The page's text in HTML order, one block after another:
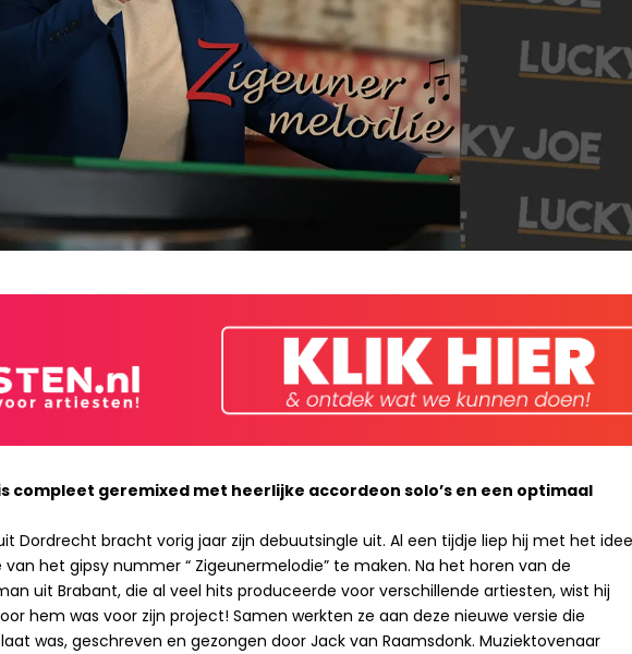
compleet geremixed met heerlijke accordeon solo’s en een optimaal
Dordrecht bracht vorig jaar zijn debuutsingle uit. Al een tijdje liep hij met het idee
het gipsy nummer “ Zigeunermelodie” te maken. Na het horen van de
uit Brabant, die al veel hits produceerde voor verschillende artiesten, wist hij
hem was voor zijn project! Samen werkten ze aan deze nieuwe versie die
was, geschreven en gezongen door Jack van Raamsdonk. Muziektovenaar